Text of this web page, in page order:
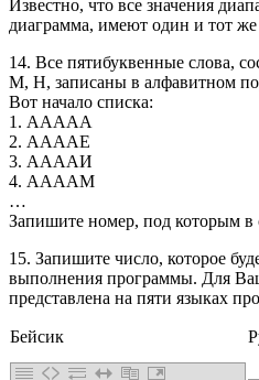
Известно, что все значения
диаграмма, имеют один и тот же
14. Все пятибуквенные слова,
М, Н, записаны в алфавитном
Вот начало списка:
1. ААААА
2. ААААЕ
3. ААААИ
4. ААААМ
…
Запишите номер, под которым
15. Запишите число, которое
выполнения программы. Для
представлена на пяти языках
Бейсик